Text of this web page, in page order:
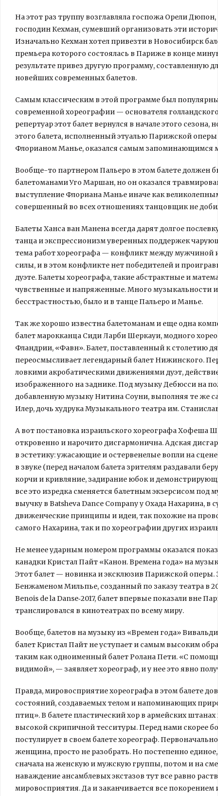
На этот раз труппу возглавляла госпожа Орели
господин Кехман, сумевший организовать эти
Изначально Кехман хотел привезти в Новосибирск
премьера которого состоялась в Париже в конце
результате привез другую программу, составленную
новейших современных балетов.
Самым классическим в этой программе был
современной хореографии — основателя
репертуар этот балет вернулся в начале этого
этого балета, исполненный этуалью Парижской
Флорианом Манье, оказался самым запоминающимся
Вообще-то партнером Пальеро в этом балете
балетоманами Уго Маршан, но он оказался
выступление Флориана Манье иначе как
совершенный во всех отношениях танцовщик не
Балеты Ханса ван Манена всегда дарят долгое
танца и экспрессионизм уверенных поддержек
тема работ хореографа — конфликт между
силы, и в этом конфликте нет победителей и
дуэте. Балеты хореографа, такие абстрактные и
чувственные и напряженные. Много музыкальности
бесстрастностью, было и в танце Пальеро и Манье.
Так же хорошо известна балетоманам и еще одна
балет марокканца Сиди Ларби Шеркауи, модного
Фландрии, «Фавн». Балет, поставленный к столетию
переосмысливает легендарный балет Нижинского.
ловкими акробатическими движениями дуэт,
изображенного на заднике. Под музыку Дебюсси на
добавленную музыку Нитина Соуни, выполняя те же
Илер, дочь худрука Музыкального театра им.
А вот постановка израильского хореографа Хофеша
откровенно и нарочито дисгармонична. Адская
в эстетику: ужасающие и остервенелые вопли на
в звуке (перед началом балета зрителям раздавали
корчи и кривляние, задирание юбок и
все это изредка сменяется балетным экзерсисом
выучку в Batsheva Dance Company у Охада Нахарина,
движенческие принципы и идеи, так похожие на
самого Нахарина, так и по хореографии других
Не менее ударным номером программы оказался
канадки Кристал Пайт «Канон. Времена года» на
Этот балет — новинка и эксклюзив Парижской
Бенжаменом Мильпье, созданный по заказу театра в
Benois de la Danse‑2017, балет впервые показали вне
транслировался в кинотеатрах по всему миру.
Вообще, балетов на музыку из «Времен года»
балет Кристал Пайт не уступает и самым высоким
таким как одноименный балет Ролана Пети. «С
видимой», — заявляет хореограф, и у нее это явно
Правда, мировосприятие хореографа в этом балете
состояний, создаваемых телом и напоминающих
птиц». В балете пластический хор в армейских
высокой скрипичной тесситуры. Перед нами скорее
постулирует в своем балете хореограф.
женщина, просто не разобрать. Но постепенно
сначала на женскую и мужскую группы, потом и на
наваждение ансамблевых экстазов тут все равно
мировосприятия. Да и заканчивается все